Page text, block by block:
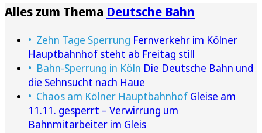
Alles zum Thema Deutsche Bahn
Zehn Tage Sperrung Fernverkehr im Kölner
Hauptbahnhof steht ab Freitag still
Bahn-Sperrung in Köln Die Deutsche Bahn und
die Sehnsucht nach Haue
Chaos am Kölner Hauptbahnhof Gleise am
11.11. gesperrt – Verwirrung um
Bahnmitarbeiter im Gleis